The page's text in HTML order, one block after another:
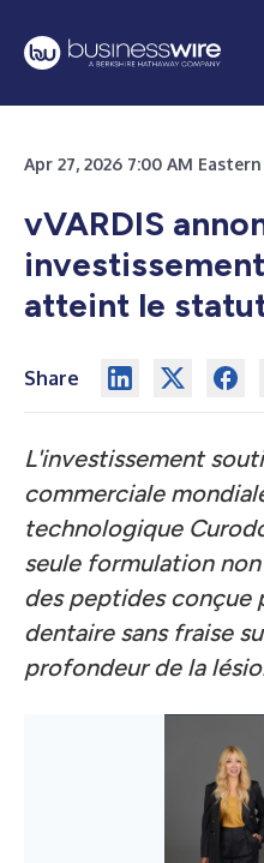
Apr 27, 2026 7:00 AM
vVARDIS
atteint le
Share
L'investissement
commerciale
technologique
seule formulation
des peptides conçue
dentaire sans fraise
profondeur de la